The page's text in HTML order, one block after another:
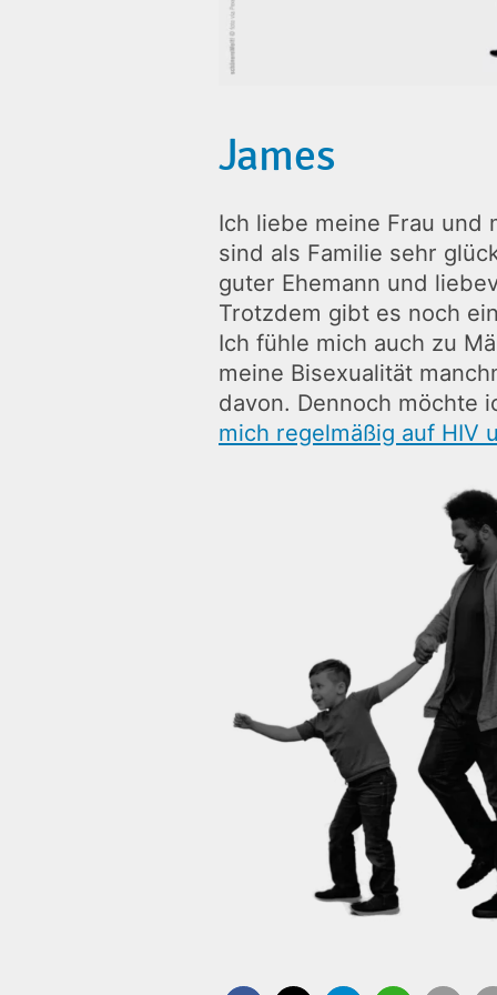
James
Ich liebe meine Frau und
sind als Familie sehr
guter Ehemann und
Trotzdem gibt es noch
Ich fühle mich auch zu
meine Bisexualität
davon. Dennoch möchte
mich regelmäßig auf HIV